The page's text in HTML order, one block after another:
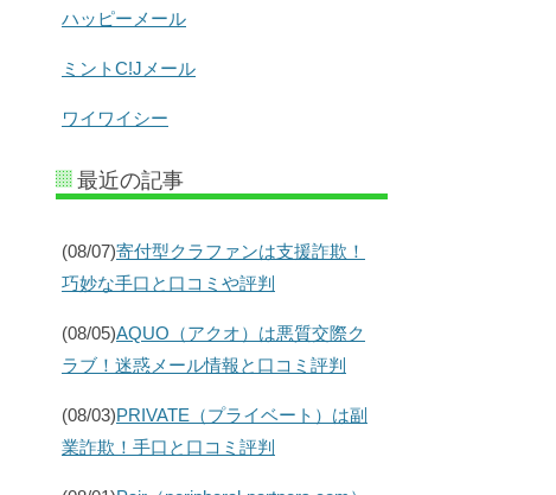
ハッピーメール
ミントC!Jメール
ワイワイシー
最近の記事
(08/07)寄付型クラファンは支援詐欺！
巧妙な手口と口コミや評判
(08/05)AQUO（アクオ）は悪質交際ク
ラブ！迷惑メール情報と口コミ評判
(08/03)PRIVATE（プライベート）は副
業詐欺！手口と口コミ評判